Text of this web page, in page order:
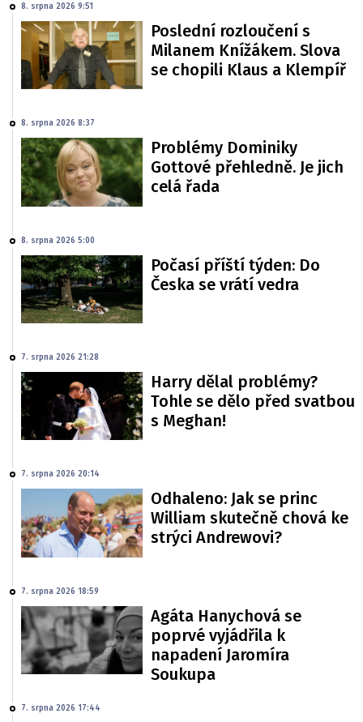
8. srpna 2026 9:51
Poslední rozloučení s
Milanem Knížákem. Slova
se chopili Klaus a Klempíř
8. srpna 2026 8:37
Problémy Dominiky
Gottové přehledně. Je jich
celá řada
8. srpna 2026 5:00
Počasí příští týden: Do
Česka se vrátí vedra
7. srpna 2026 21:28
Harry dělal problémy?
Tohle se dělo před svatbou
s Meghan!
7. srpna 2026 20:14
Odhaleno: Jak se princ
William skutečně chová ke
strýci Andrewovi?
7. srpna 2026 18:59
Agáta Hanychová se
poprvé vyjádřila k
napadení Jaromíra
Soukupa
7. srpna 2026 17:44